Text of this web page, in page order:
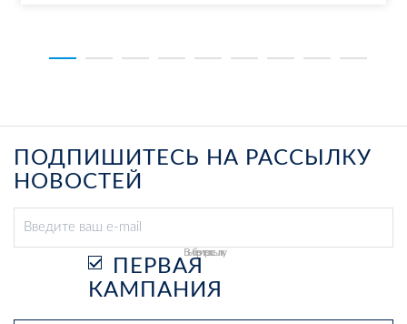
ПОДПИШИТЕСЬ НА РАССЫЛКУ
НОВОСТЕЙ
Выберите рассылку
ПЕРВАЯ
КАМПАНИЯ